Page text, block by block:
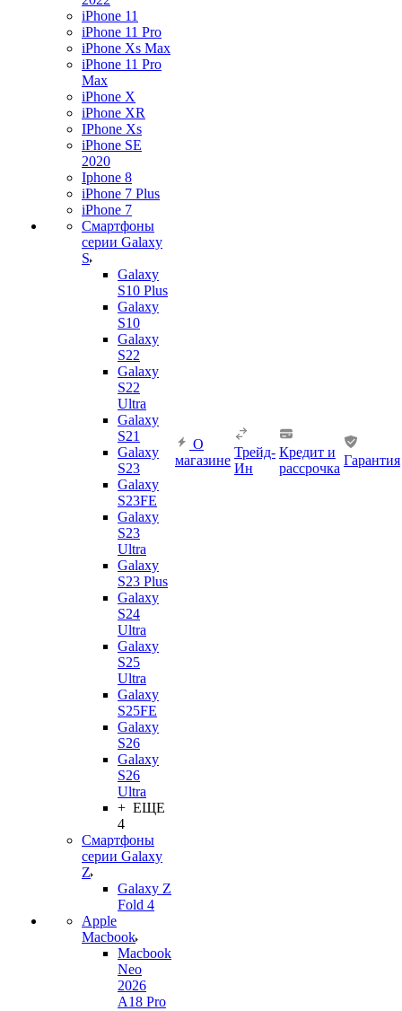
iPhone 11
iPhone 11 Pro
iPhone Xs Max
iPhone 11 Pro
Max
iPhone X
iPhone XR
IPhone Xs
iPhone SE
2020
Iphone 8
iPhone 7 Plus
iPhone 7
Смартфоны
серии Galaxy
S
Galaxy
S10 Plus
Galaxy
S10
Galaxy
S22
Galaxy
S22
Ultra
Galaxy
S21
Galaxy
S23
Galaxy
S23FE
Galaxy
S23
Ultra
Galaxy
S23 Plus
Galaxy
S24
Ultra
Galaxy
S25
Ultra
Galaxy
S25FE
Galaxy
S26
Galaxy
S26
Ultra
+ ЕЩЕ
4
Смартфоны
серии Galaxy
Z
Galaxy Z
Fold 4
Apple
Macbook
Macbook
Neo
2026
A18 Pro
О
магазине
Трейд-
Ин
Кредит и
рассрочка
Гарантия